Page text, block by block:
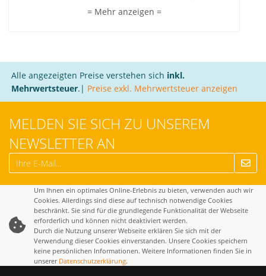
= Mehr anzeigen =
Alle angezeigten Preise verstehen sich inkl.
Mehrwertsteuer.| Preise exkl. Mehrwertsteuer anzeigen
MELDEN SIE SICH ZU UNSEREM
NEWSLETTER AN
Um Ihnen ein optimales Online-Erlebnis zu bieten, verwenden auch wir
Cookies. Allerdings sind diese auf technisch notwendige Cookies
beschränkt. Sie sind für die grundlegende Funktionalität der Webseite
erforderlich und können nicht deaktiviert werden.
Durch die Nutzung unserer Webseite erklären Sie sich mit der
Verwendung dieser Cookies einverstanden. Unsere Cookies speichern
keine persönlichen Informationen. Weitere Informationen finden Sie in
unserer Datenschutzerklärung.